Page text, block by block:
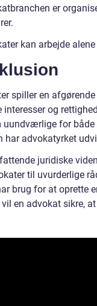
er
kan arbejde
spiller en
interesser og
uundværlige for både
har advokatyrket
juridiske
til uvurderlige
brug for at oprette
vil en advokat sikre,